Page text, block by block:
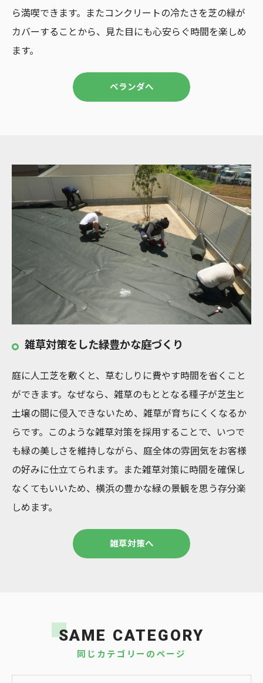
ら満喫できます。またコンクリートの冷たさを芝の緑が
カバーすることから、見た目にも心安らぐ時間を楽しめ
ます。
ベランダへ
雑草対策をした緑豊かな庭づくり
庭に人工芝を敷くと、草むしりに費やす時間を省くこと
ができます。なぜなら、雑草のもととなる種子が芝生と
土壌の間に侵入できないため、雑草が育ちにくくなるか
らです。このような雑草対策を採用することで、いつで
も緑の美しさを維持しながら、庭全体の雰囲気をお客様
の好みに仕立てられます。また雑草対策に時間を確保し
なくてもいいため、横浜の豊かな緑の景観を思う存分楽
しめます。
雑草対策へ
同じカテゴリーのページ
SAME CATEGORY